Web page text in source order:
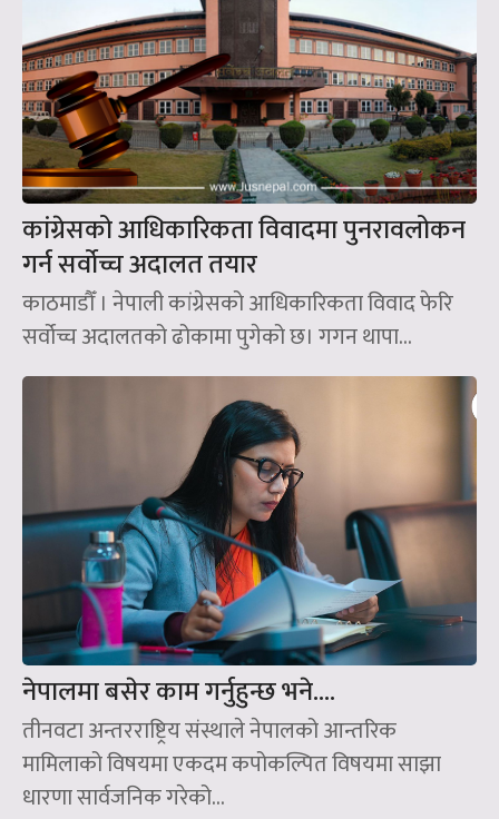
कांग्रेसको आधिकारिकता विवादमा पुनरावलोकन
गर्न सर्वोच्च अदालत तयार
काठमाडौँ । नेपाली कांग्रेसको आधिकारिकता विवाद फेरि
सर्वोच्च अदालतको ढोकामा पुगेको छ। गगन थापा...
नेपालमा बसेर काम गर्नुहुन्छ भने….
तीनवटा अन्तरराष्ट्रिय संस्थाले नेपालको आन्तरिक
मामिलाको विषयमा एकदम कपोकल्पित विषयमा साझा
धारणा सार्वजनिक गरेको...